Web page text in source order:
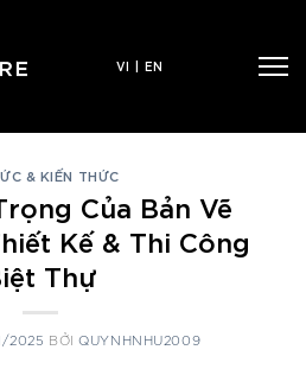
VI | EN
& KIẾN THỨC
Của Bản Vẽ
Kế & Thi Công
Thự
2025 BỞIQUYNHNHU2009